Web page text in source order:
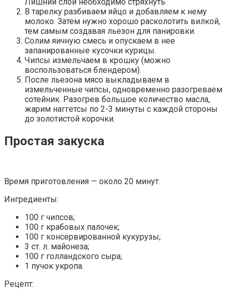
В тарелку разбиваем яйцо и добавляем к нему
молоко. Затем нужно хорошо расколотить вилкой,
тем самым создавая льезон для панировки.
Солим яичную смесь и опускаем в нее
запанированные кусочки курицы.
Чипсы измельчаем в крошку (можно
воспользоваться блендером).
После льезона мясо выкладываем в
измельченные чипсы, одновременно разогреваем
сотейник. Разогрев большое количество масла,
жарим наггетсы по 2-3 минуты с каждой стороны
до золотистой корочки.
Простая закуска
Время приготовления — около 20 минут.
Ингредиенты:
100 г чипсов;
100 г крабовых палочек;
100 г консервированной кукурузы;
3 ст. л. майонеза;
100 г голландского сыра;
1 пучок укропа.
Рецепт: